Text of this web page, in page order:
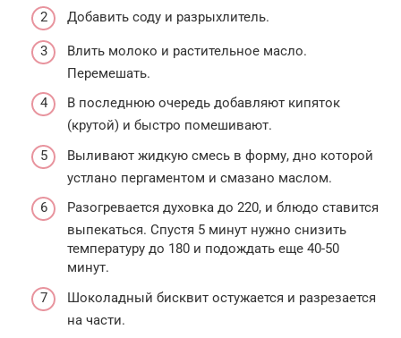
Добавить соду и разрыхлитель.
Влить молоко и растительное масло.
Перемешать.
В последнюю очередь добавляют кипяток
(крутой) и быстро помешивают.
Выливают жидкую смесь в форму, дно которой
устлано пергаментом и смазано маслом.
Разогревается духовка до 220, и блюдо ставится
выпекаться. Спустя 5 минут нужно снизить
температуру до 180 и подождать еще 40-50
минут.
Шоколадный бисквит остужается и разрезается
на части.